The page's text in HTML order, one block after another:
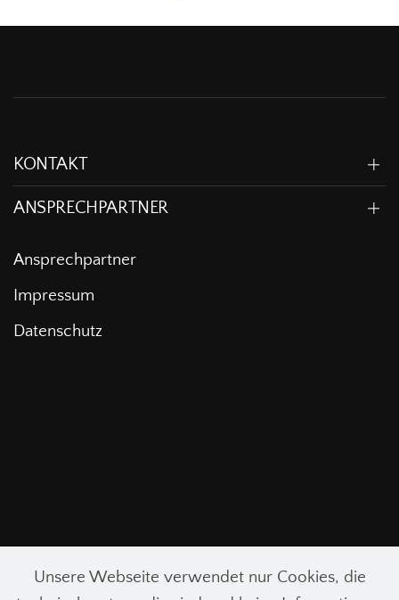
KONTAKT
ANSPRECHPARTNER
Ansprechpartner
Impressum
Datenschutz
Unsere Webseite verwendet nur Cookies, die